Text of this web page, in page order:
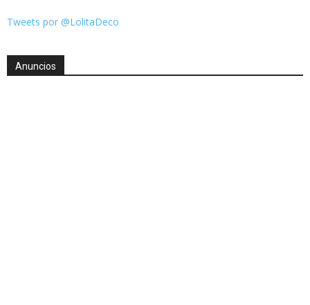
Tweets por @LolitaDeco
Anuncios